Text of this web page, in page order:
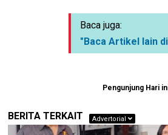
Baca juga:
"Baca Artikel lain
Pengunjung Hari
BERITA TERKAIT Advertorial